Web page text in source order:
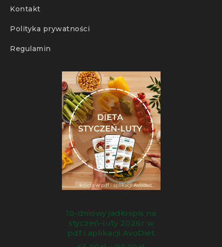
Kontakt
Polityka prywatności
Regulamin
10-dniowy jadłospis na
styczeń-luty 2026r w
pdf i aplikacji AvoDiet